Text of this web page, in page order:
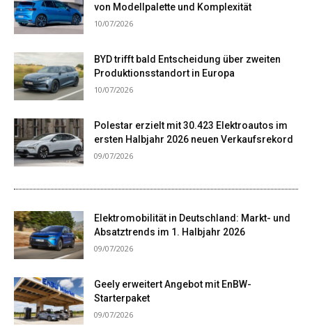
von Modellpalette und Komplexität
10/07/2026
BYD trifft bald Entscheidung über zweiten
Produktionsstandort in Europa
10/07/2026
Polestar erzielt mit 30.423 Elektroautos im
ersten Halbjahr 2026 neuen Verkaufsrekord
09/07/2026
Elektromobilität in Deutschland: Markt- und
Absatztrends im 1. Halbjahr 2026
09/07/2026
Geely erweitert Angebot mit EnBW-
Starterpaket
09/07/2026